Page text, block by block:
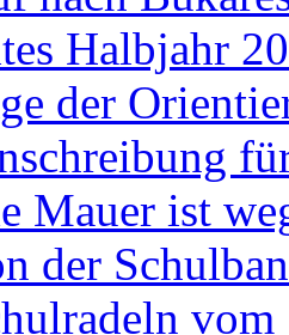
Halbjahr
der
Mauer ist
der